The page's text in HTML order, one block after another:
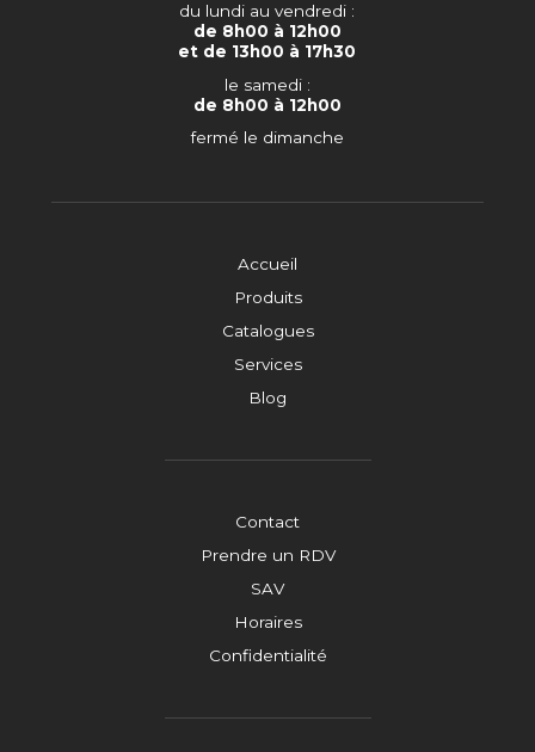
Accueil
Produits
Catalogues
Services
Blog
Contact
Prendre un RDV
SAV
Horaires
Confidentialité
du lundi au vendredi :
de 8h00 à 12h00
et de 13h00 à 17h30
le samedi :
de 8h00 à 12h00
fermé le dimanche